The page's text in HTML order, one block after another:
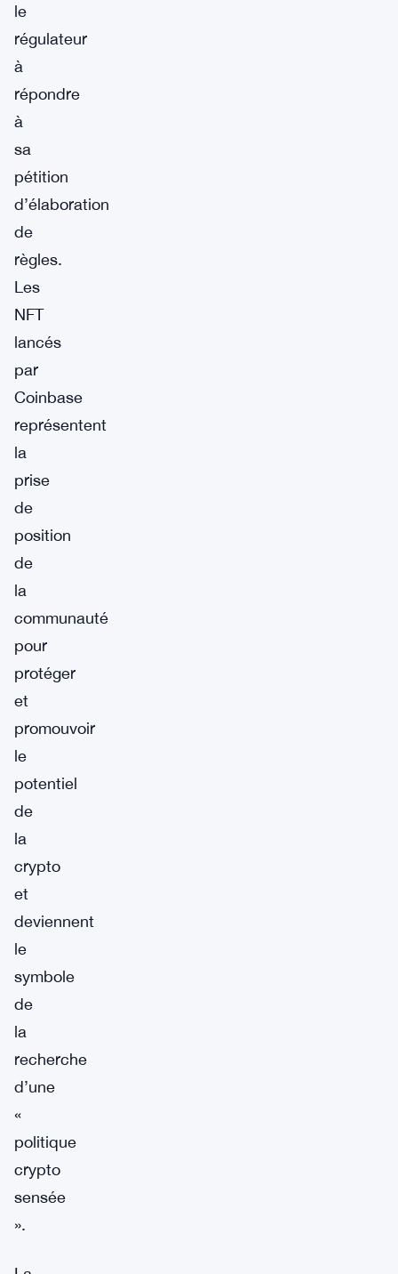
le
régulateur
à
répondre
à
sa
pétition
d’élaboration
de
règles.
Les
NFT
lancés
par
Coinbase
représentent
la
prise
de
position
de
la
communauté
pour
protéger
et
promouvoir
le
potentiel
de
la
crypto
et
deviennent
le
symbole
de
la
recherche
d’une
«
politique
crypto
sensée
».